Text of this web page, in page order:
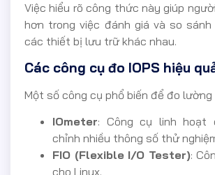
Việc hiểu rõ công thức này giúp
hơn trong việc đánh giá và so
các thiết bị lưu trữ khác nhau.
Các công cụ đo IOPS hiệu
Một số công cụ phổ biến để đo lường
IOmeter: Công cụ linh hoạt
chỉnh nhiều thông số thử
FIO (Flexible I/O Tester):
cho Linux.